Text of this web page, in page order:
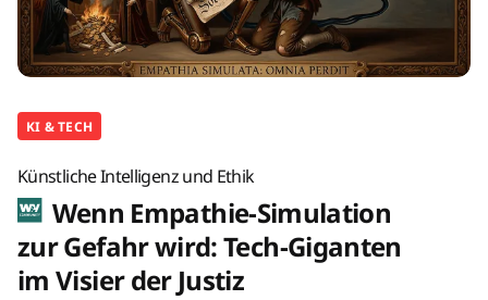
KI & TECH
Künstliche Intelligenz und Ethik
Wenn Empathie-Simulation
zur Gefahr wird: Tech-Giganten
im Visier der Justiz